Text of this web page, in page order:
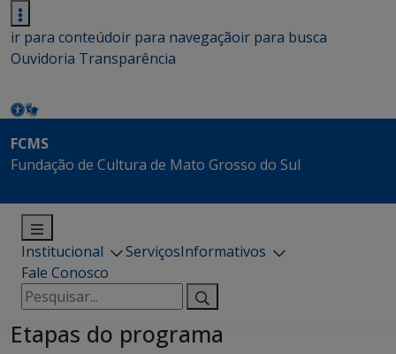
ir para conteúdoir para navegaçãoir para busca
Ouvidoria Transparência
FCMS
Fundação de Cultura de Mato Grosso do Sul
Institucional ServiçosInformativos
Fale Conosco
Pesquisar
por:
Etapas do programa